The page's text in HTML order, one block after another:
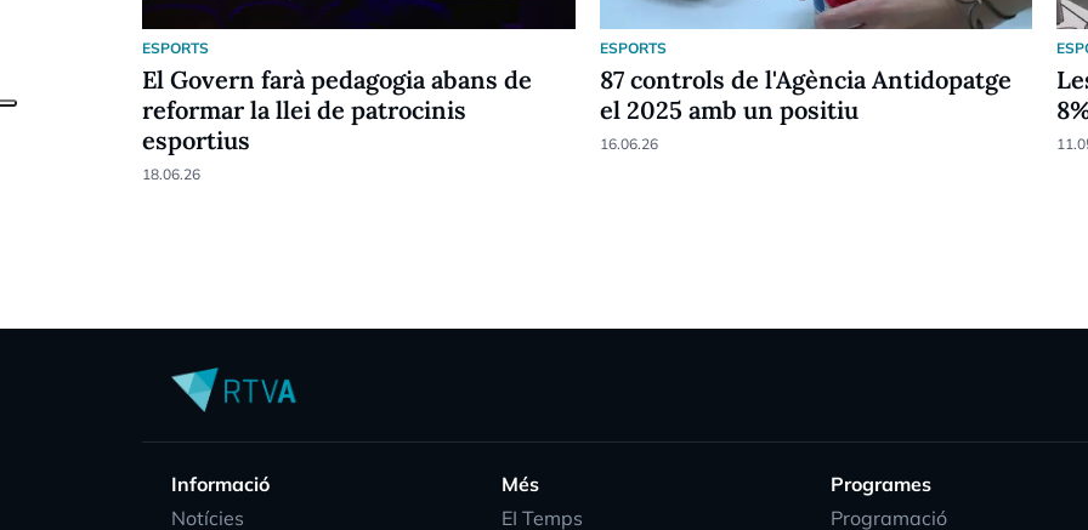
ESPORTS
El Govern farà pedagogia abans de
reformar la llei de patrocinis
esportius
18.06.26
ESPORTS
87 controls de l'Agència Antidopatge
el 2025 amb un positiu
16.06.26
Informació
Notícies
Més
EI Temps
Programes
Programació